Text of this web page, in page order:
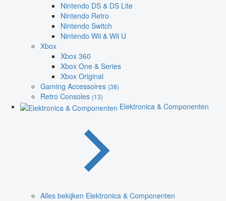
Nintendo DS & DS Lite
Nintendo Retro
Nintendo Switch
Nintendo Wii & Wii U
Xbox
Xbox 360
Xbox One & Series
Xbox Original
Gaming Accessoires (38)
Retro Consoles (13)
Elektronica & Componenten
Alles bekijken Elektronica & Componenten